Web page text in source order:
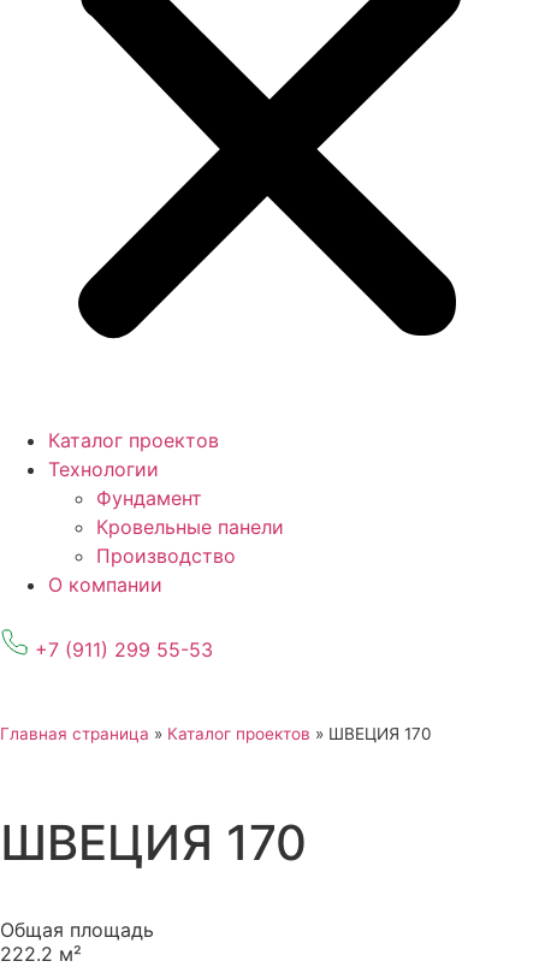
Каталог проектов
Технологии
Фундамент
Кровельные панели
Производство
О компании
+7 (911) 299 55-53
Главная страница » Каталог проектов » ШВЕЦИЯ 170
ШВЕЦИЯ 170
Общая площадь
222.2 м²